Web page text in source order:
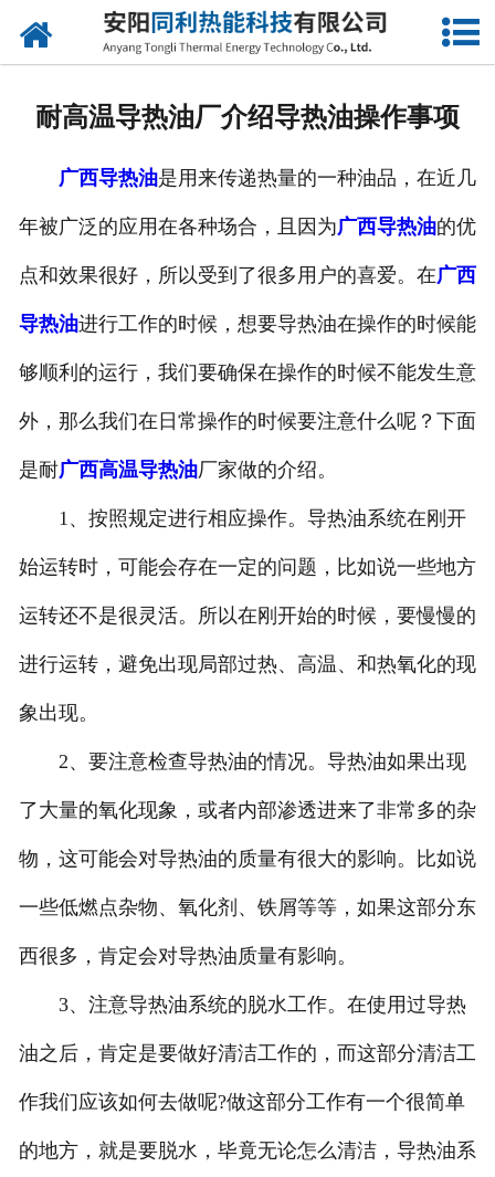
网站首页
耐高温导热油厂介绍导热油操作事项
广西导热油是用来传递热量的一种油品，在近几
年被广泛的应用在各种场合，且因为广西导热油的优
点和效果很好，所以受到了很多用户的喜爱。在广西
导热油进行工作的时候，想要导热油在操作的时候能
够顺利的运行，我们要确保在操作的时候不能发生意
外，那么我们在日常操作的时候要注意什么呢？下面
是耐广西高温导热油厂家做的介绍。
1、按照规定进行相应操作。导热油系统在刚开
始运转时，可能会存在一定的问题，比如说一些地方
运转还不是很灵活。所以在刚开始的时候，要慢慢的
进行运转，避免出现局部过热、高温、和热氧化的现
象出现。
2、要注意检查导热油的情况。导热油如果出现
了大量的氧化现象，或者内部渗透进来了非常多的杂
物，这可能会对导热油的质量有很大的影响。比如说
一些低燃点杂物、氧化剂、铁屑等等，如果这部分东
西很多，肯定会对导热油质量有影响。
3、注意导热油系统的脱水工作。在使用过导热
油之后，肯定是要做好清洁工作的，而这部分清洁工
作我们应该如何去做呢?做这部分工作有一个很简单
的地方，就是要脱水，毕竟无论怎么清洁，导热油系